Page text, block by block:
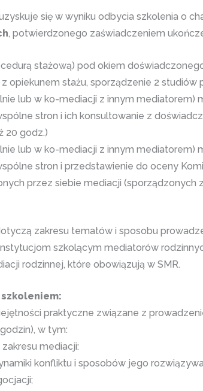
się w wyniku odbycia szkolenia o
, potwierdzonego zaświadczeniem
stażową) pod okiem
opiekunem stażu, sporządzenie 2 studiów
lub w ko-mediacji z innym mediatorem)
stron i ich konsultowanie z
20 godz.)
lub w ko-mediacji z innym mediatorem)
stron i przedstawienie do oceny
przez siebie mediacji (sporządzonych
zakresu tematów i sposobu
szkolącym mediatorów
rodzinnej, które obowiązują w SMR.
praktyczne związane z
w tym:
mediacji:
konfliktu i sposobów jego